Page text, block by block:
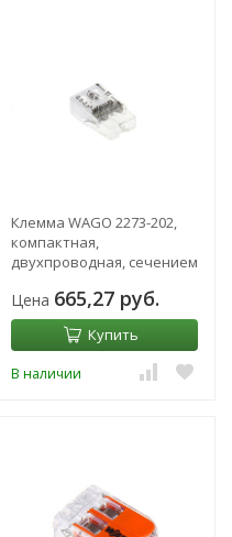
Клемма WAGO 2273-202,
компактная,
двухпроводная, сечением
набор 100 шт
Цена 665,27 руб.
Купить
В наличии